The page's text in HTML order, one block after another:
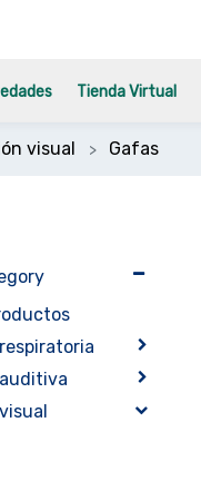
Tienda Virtual
visual Gafas